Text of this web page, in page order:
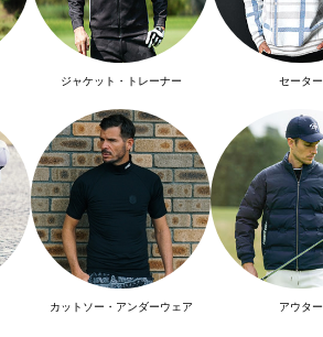
ジャケット・トレーナー セーター
カットソー・アンダーウェア アウター